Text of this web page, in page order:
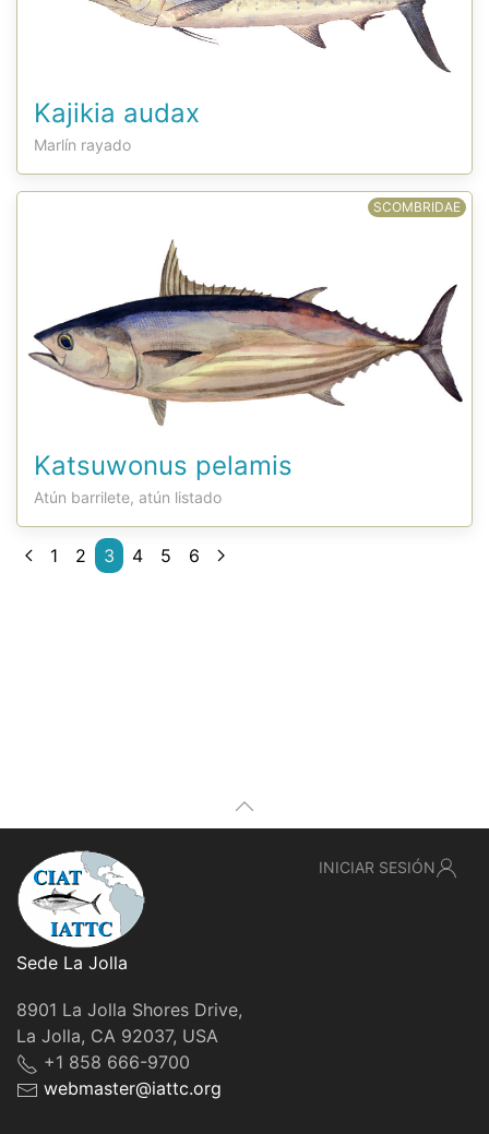
Kajikia audax
Marlín rayado
SCOMBRIDAE
Katsuwonus pelamis
Atún barrilete, atún listado
1 2 3 4 5 6
Sede La Jolla
8901 La Jolla Shores Drive,
La Jolla, CA 92037, USA
+1 858 666-9700
webmaster@iattc.org
INICIAR SESIÓN